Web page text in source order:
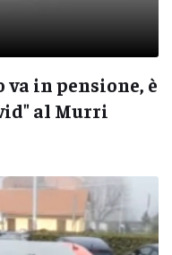
in pensione, è
al Murri